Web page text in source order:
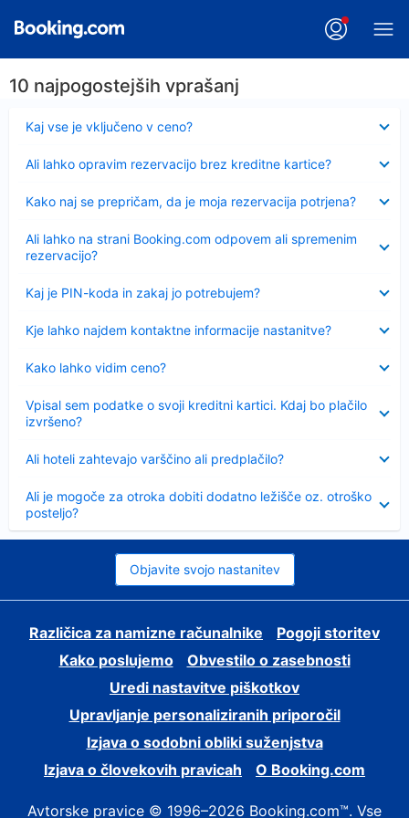
10 najpogostejših vprašanj
Kaj vse je vključeno v ceno?
Ali lahko opravim rezervacijo brez kreditne kartice?
Kako naj se prepričam, da je moja rezervacija potrjena?
Ali lahko na strani Booking.com odpovem ali spremenim
rezervacijo?
Kaj je PIN-koda in zakaj jo potrebujem?
Kje lahko najdem kontaktne informacije nastanitve?
Kako lahko vidim ceno?
Vpisal sem podatke o svoji kreditni kartici. Kdaj bo plačilo
izvršeno?
Ali hoteli zahtevajo varščino ali predplačilo?
Ali je mogoče za otroka dobiti dodatno ležišče oz. otroško
posteljo?
Objavite svojo nastanitev
Različica za namizne računalnike
Pogoji storitev
Kako poslujemo
Obvestilo o zasebnosti
Uredi nastavitve piškotkov
Upravljanje personaliziranih priporočil
Izjava o sodobni obliki suženjstva
Izjava o človekovih pravicah
O Booking.com
Avtorske pravice © 1996–2026 Booking.com™. Vse